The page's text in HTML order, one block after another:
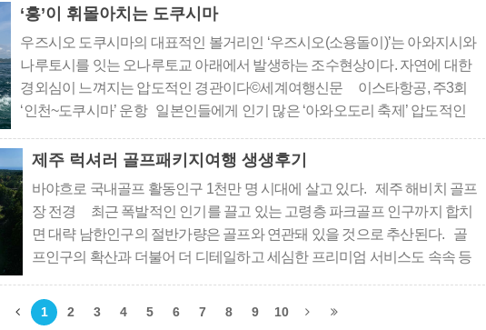
시의 청결함, 세계적 차 문화 우롱차와 홍차의 ..
‘흥’이 휘몰아치는 도쿠시마
우즈시오 도쿠시마의 대표적인 볼거리인 ‘우즈시오(소용돌이)’는 아와지시와
나루토시를 잇는 오나루토교 아래에서 발생하는 조수현상이다. 자연에 대한
경외심이 느껴지는 압도적인 경관이다©세계여행신문 이스타항공, 주3회
‘인천~도쿠시마’ 운항 일본인들에게 인기 많은 ‘아와오도리 축제’ 압도적인
제주 럭셔러 골프패키지여행 생생후기
바야흐로 국내골프 활동인구 1천만 명 시대에 살고 있다. 제주 해비치 골프
장 전경 최근 폭발적인 인기를 끌고 있는 고령층 파크골프 인구까지 합치
면 대략 남한인구의 절반가량은 골프와 연관돼 있을 것으로 추산된다. 골
프인구의 확산과 더불어 더 디테일하고 세심한 프리미엄 서비스도 속속 등
어서울, 몸만가 협찬으로 ‘에어서울 민트존&제주명..
1 2 3 4 5 6 7 8 9 10